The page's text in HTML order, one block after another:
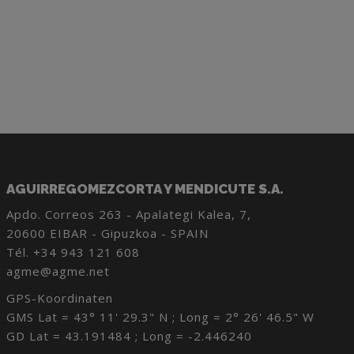
AGUIRREGOMEZCORTA Y MENDICUTE S.A.
Apdo. Correos 263 - Apalategi Kalea, 7,
20600 EIBAR - Gipuzkoa - SPAIN
Tél. +34 943 121 608
agme@agme.net
GPS-Koordinaten
GMS Lat = 43° 11' 29.3" N ; Long = 2° 26' 46.5" W
GD Lat = 43.191484 ; Long = -2.446240